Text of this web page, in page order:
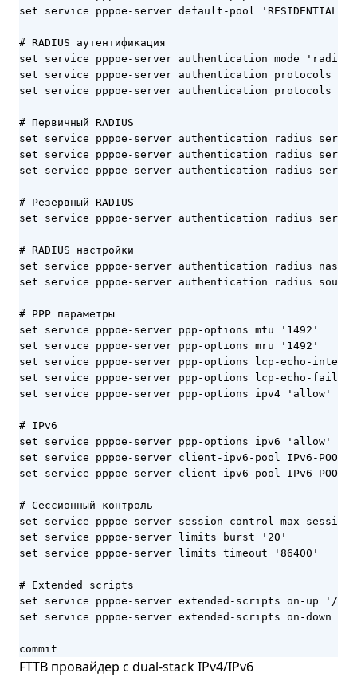
set service pppoe-server default-pool 'RESIDENTIAL'
# RADIUS аутентификация
set service pppoe-server authentication mode 'radius'
set service pppoe-server authentication protocols
set service pppoe-server authentication protocols
# Первичный RADIUS
set service pppoe-server authentication radius server
set service pppoe-server authentication radius
set service pppoe-server authentication radius
# Резервный RADIUS
set service pppoe-server authentication radius server
# RADIUS настройки
set service pppoe-server authentication radius nas-
set service pppoe-server authentication radius
# PPP параметры
set service pppoe-server ppp-options mtu '1492'
set service pppoe-server ppp-options mru '1492'
set service pppoe-server ppp-options lcp-echo-
set service pppoe-server ppp-options lcp-echo-
set service pppoe-server ppp-options ipv4 'allow'
# IPv6
set service pppoe-server ppp-options ipv6 'allow'
set service pppoe-server client-ipv6-pool IPv6-
set service pppoe-server client-ipv6-pool IPv6-POOL
# Сессионный контроль
set service pppoe-server session-control max-
set service pppoe-server limits burst '20'
set service pppoe-server limits timeout '86400'
# Extended scripts
set service pppoe-server extended-scripts on-up
set service pppoe-server extended-scripts on-
commit
FTTB провайдер с dual-stack IPv4/IPv6